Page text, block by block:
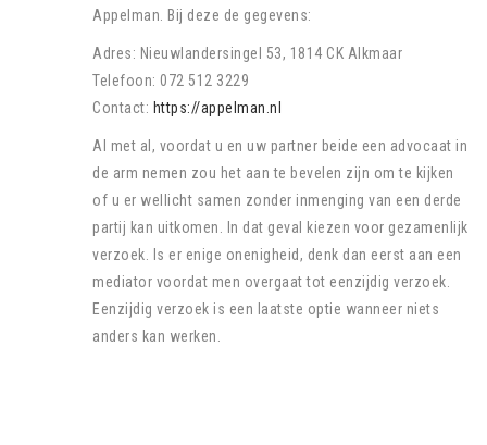
Appelman. Bij deze de gegevens:
Adres: Nieuwlandersingel 53, 1814 CK Alkmaar
Telefoon: 072 512 3229
Contact: https://appelman.nl
Al met al, voordat u en uw partner beide een advocaat in
de arm nemen zou het aan te bevelen zijn om te kijken
of u er wellicht samen zonder inmenging van een derde
partij kan uitkomen. In dat geval kiezen voor gezamenlijk
verzoek. Is er enige onenigheid, denk dan eerst aan een
mediator voordat men overgaat tot eenzijdig verzoek.
Eenzijdig verzoek is een laatste optie wanneer niets
anders kan werken.